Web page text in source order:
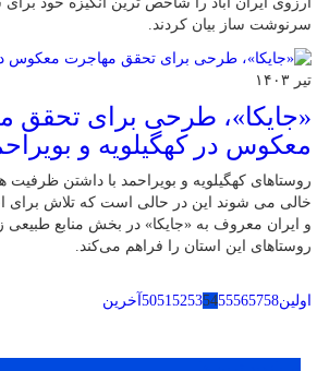
سرنوشت ساز بیان کردند.
تیر ۱۴۰۳
«جایکا»، طرحی برای تحقق
معکوس در کهگیلویه و
روستاهای کهگیلویه و بویراحمد با داشتن ظرفیت
خالی می شوند این در حالی است که تلاش برای
و ایران معروف به «جایکا» در بخش منابع
روستاهای این استان را فراهم می‌کند.
اولین 505152535455565758 آخرین